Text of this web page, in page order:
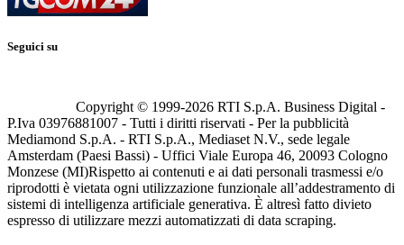
Seguici su
Copyright © 1999-2026 RTI S.p.A. Business Digital -
P.Iva 03976881007 - Tutti i diritti riservati - Per la pubblicità
Mediamond S.p.A. - RTI S.p.A., Mediaset N.V., sede legale
Amsterdam (Paesi Bassi) - Uffici Viale Europa 46, 20093 Cologno
Monzese (MI)Rispetto ai contenuti e ai dati personali trasmessi e/o
riprodotti è vietata ogni utilizzazione funzionale all’addestramento di
sistemi di intelligenza artificiale generativa. È altresì fatto divieto
espresso di utilizzare mezzi automatizzati di data scraping.